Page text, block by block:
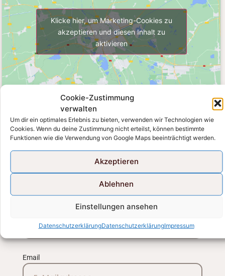
Cookie-Zustimmung
verwalten
Um dir ein optimales Erlebnis zu bieten, verwenden wir Technologien wie
Cookies. Wenn du deine Zustimmung nicht erteilst, können bestimmte
Funktionen wie die Verwendung von Google Maps beeinträchtigt werden.
Akzeptieren
Ablehnen
Einstellungen ansehen
DatenschutzerklärungDatenschutzerklärungImpressum
Klicke hier, um Marketing-Cookies zu
akzeptieren und diesen Inhalt zu
aktivieren
Sollten Sie einen Rückruf wünschen
oder bei zukünftigen Würfen eine
Benachrichtigung erhalten möchten,
können Sie uns gerne folgenes
Formular zusenden.
Email